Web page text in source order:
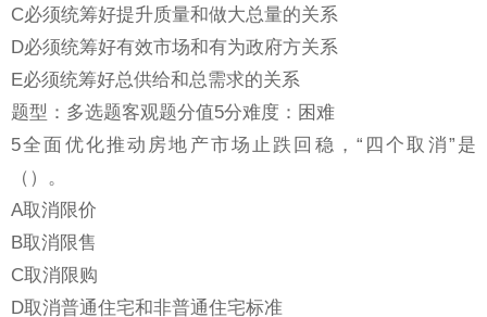
C必须统筹好提升质量和做大总量的关系
D必须统筹好有效市场和有为政府方关系
E必须统筹好总供给和总需求的关系
题型：多选题客观题分值5分难度：困难
5全面优化推动房地产市场止跌回稳，“四个取消”是
（）。
A取消限价
B取消限售
C取消限购
D取消普通住宅和非普通住宅标准